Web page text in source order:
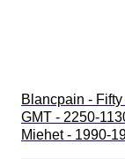
Blancpain -
GMT - 2250-
Miehet - 1990-